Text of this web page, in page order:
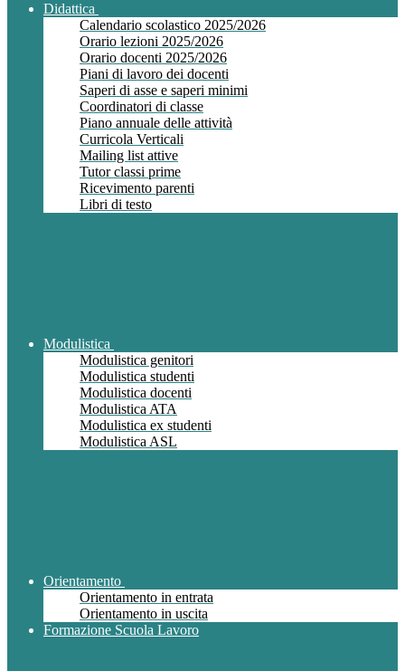
Didattica
Calendario scolastico 2025/2026
Orario lezioni 2025/2026
Orario docenti 2025/2026
Piani di lavoro dei docenti
Saperi di asse e saperi minimi
Coordinatori di classe
Piano annuale delle attività
Curricola Verticali
Mailing list attive
Tutor classi prime
Ricevimento parenti
Libri di testo
Modulistica
Modulistica genitori
Modulistica studenti
Modulistica docenti
Modulistica ATA
Modulistica ex studenti
Modulistica ASL
Orientamento
Orientamento in entrata
Orientamento in uscita
Formazione Scuola Lavoro